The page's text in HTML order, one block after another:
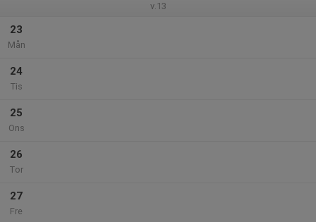
v.13
23
Mån
24
Tis
25
Ons
26
Tor
27
Fre